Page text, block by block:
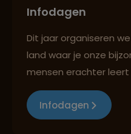
Infodagen
Dit jaar organiseren
land waar je onze
mensen erachter leert
Infodagen